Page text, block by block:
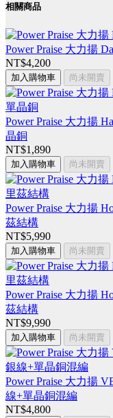
相關商品
Power Praise 大力揚
NT$4,200
加入購物車 尚未開賣
Power Praise 大力揚
晶銅
NT$1,890
加入購物車 尚未開賣
Power Praise 大力揚
茲結構
NT$5,990
加入購物車 尚未開賣
Power Praise 大力揚
茲結構
NT$9,990
加入購物車 尚未開賣
Power Praise 大力揚
線+單晶銅混編
NT$4,800